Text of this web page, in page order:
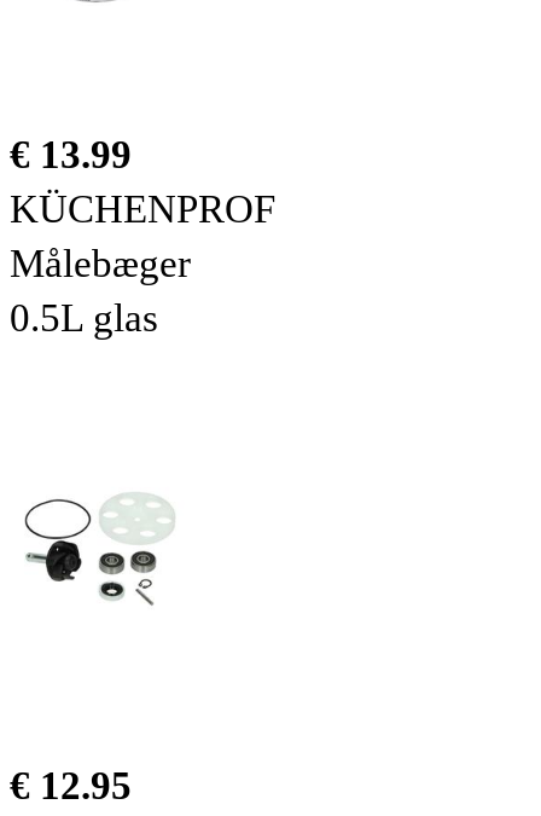
€ 13.99
KÜCHENPROF
Målebæger
0.5L glas
€ 12.95